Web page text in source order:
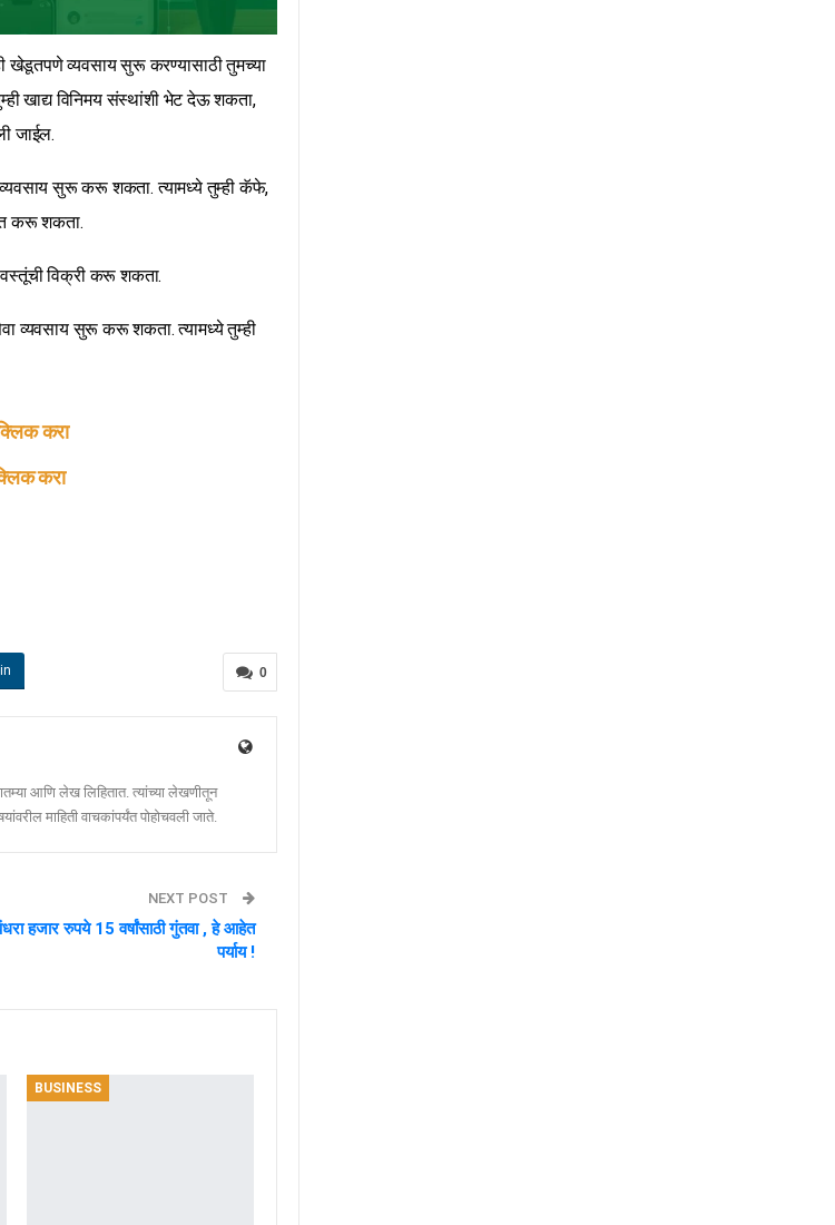
खेडूतपणे व्यवसाय सुरू करण्यासाठी तुमच्या
खाद्य विनिमय संस्थांशी भेट देऊ शकता,
जाईल.
व्यवसाय सुरू करू शकता. त्यामध्ये तुम्ही कॅफे,
करू शकता.
वस्तूंची विक्री करू शकता.
व्यवसाय सुरू करू शकता. त्यामध्ये तुम्ही
करा
करा
0
आणि लेख लिहितात. त्यांच्या लेखणीतून
माहिती वाचकांपर्यंत पोहोचवली जाते.
NEXT POST
हजार रुपये 15 वर्षांसाठी गुंतवा , हे आहेत
पर्याय !
BUSINESS